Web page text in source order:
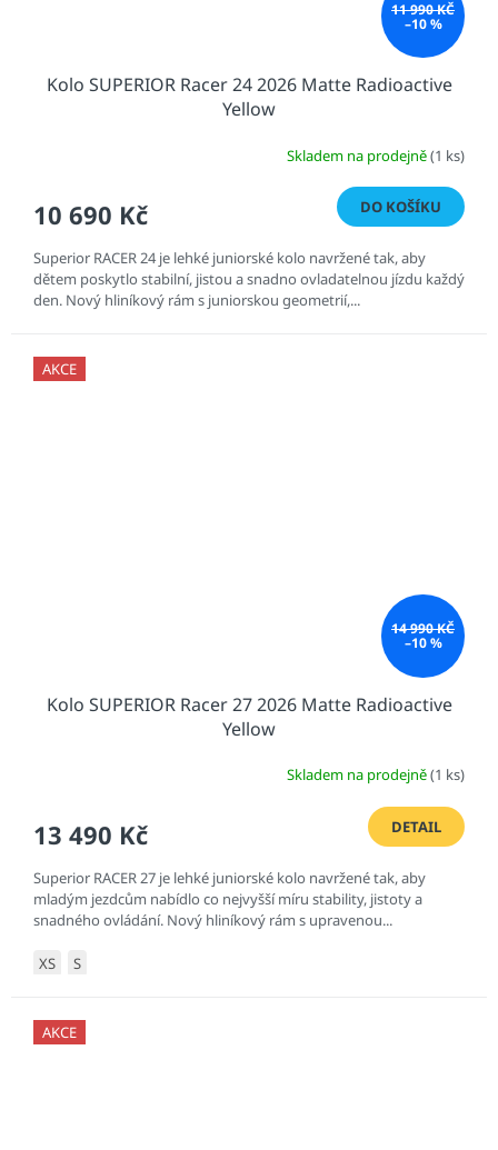
11 990 KČ
–10 %
Kolo SUPERIOR Racer 24 2026 Matte Radioactive
Yellow
Skladem na prodejně(1 ks)
10 690 Kč DO KOŠÍKU
Superior RACER 24 je lehké juniorské kolo navržené tak, aby
dětem poskytlo stabilní, jistou a snadno ovladatelnou jízdu každý
den. Nový hliníkový rám s juniorskou geometrií,...
AKCE
14 990 KČ
–10 %
Kolo SUPERIOR Racer 27 2026 Matte Radioactive
Yellow
Skladem na prodejně(1 ks)
13 490 Kč DETAIL
Superior RACER 27 je lehké juniorské kolo navržené tak, aby
mladým jezdcům nabídlo co nejvyšší míru stability, jistoty a
snadného ovládání. Nový hliníkový rám s upravenou...
XS S
AKCE